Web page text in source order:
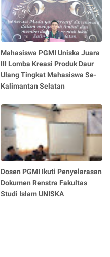
Mahasiswa PGMI Uniska Juara
III Lomba Kreasi Produk Daur
Ulang Tingkat Mahasiswa Se-
Kalimantan Selatan
Dosen PGMI Ikuti Penyelarasan
Dokumen Renstra Fakultas
Studi Islam UNISKA